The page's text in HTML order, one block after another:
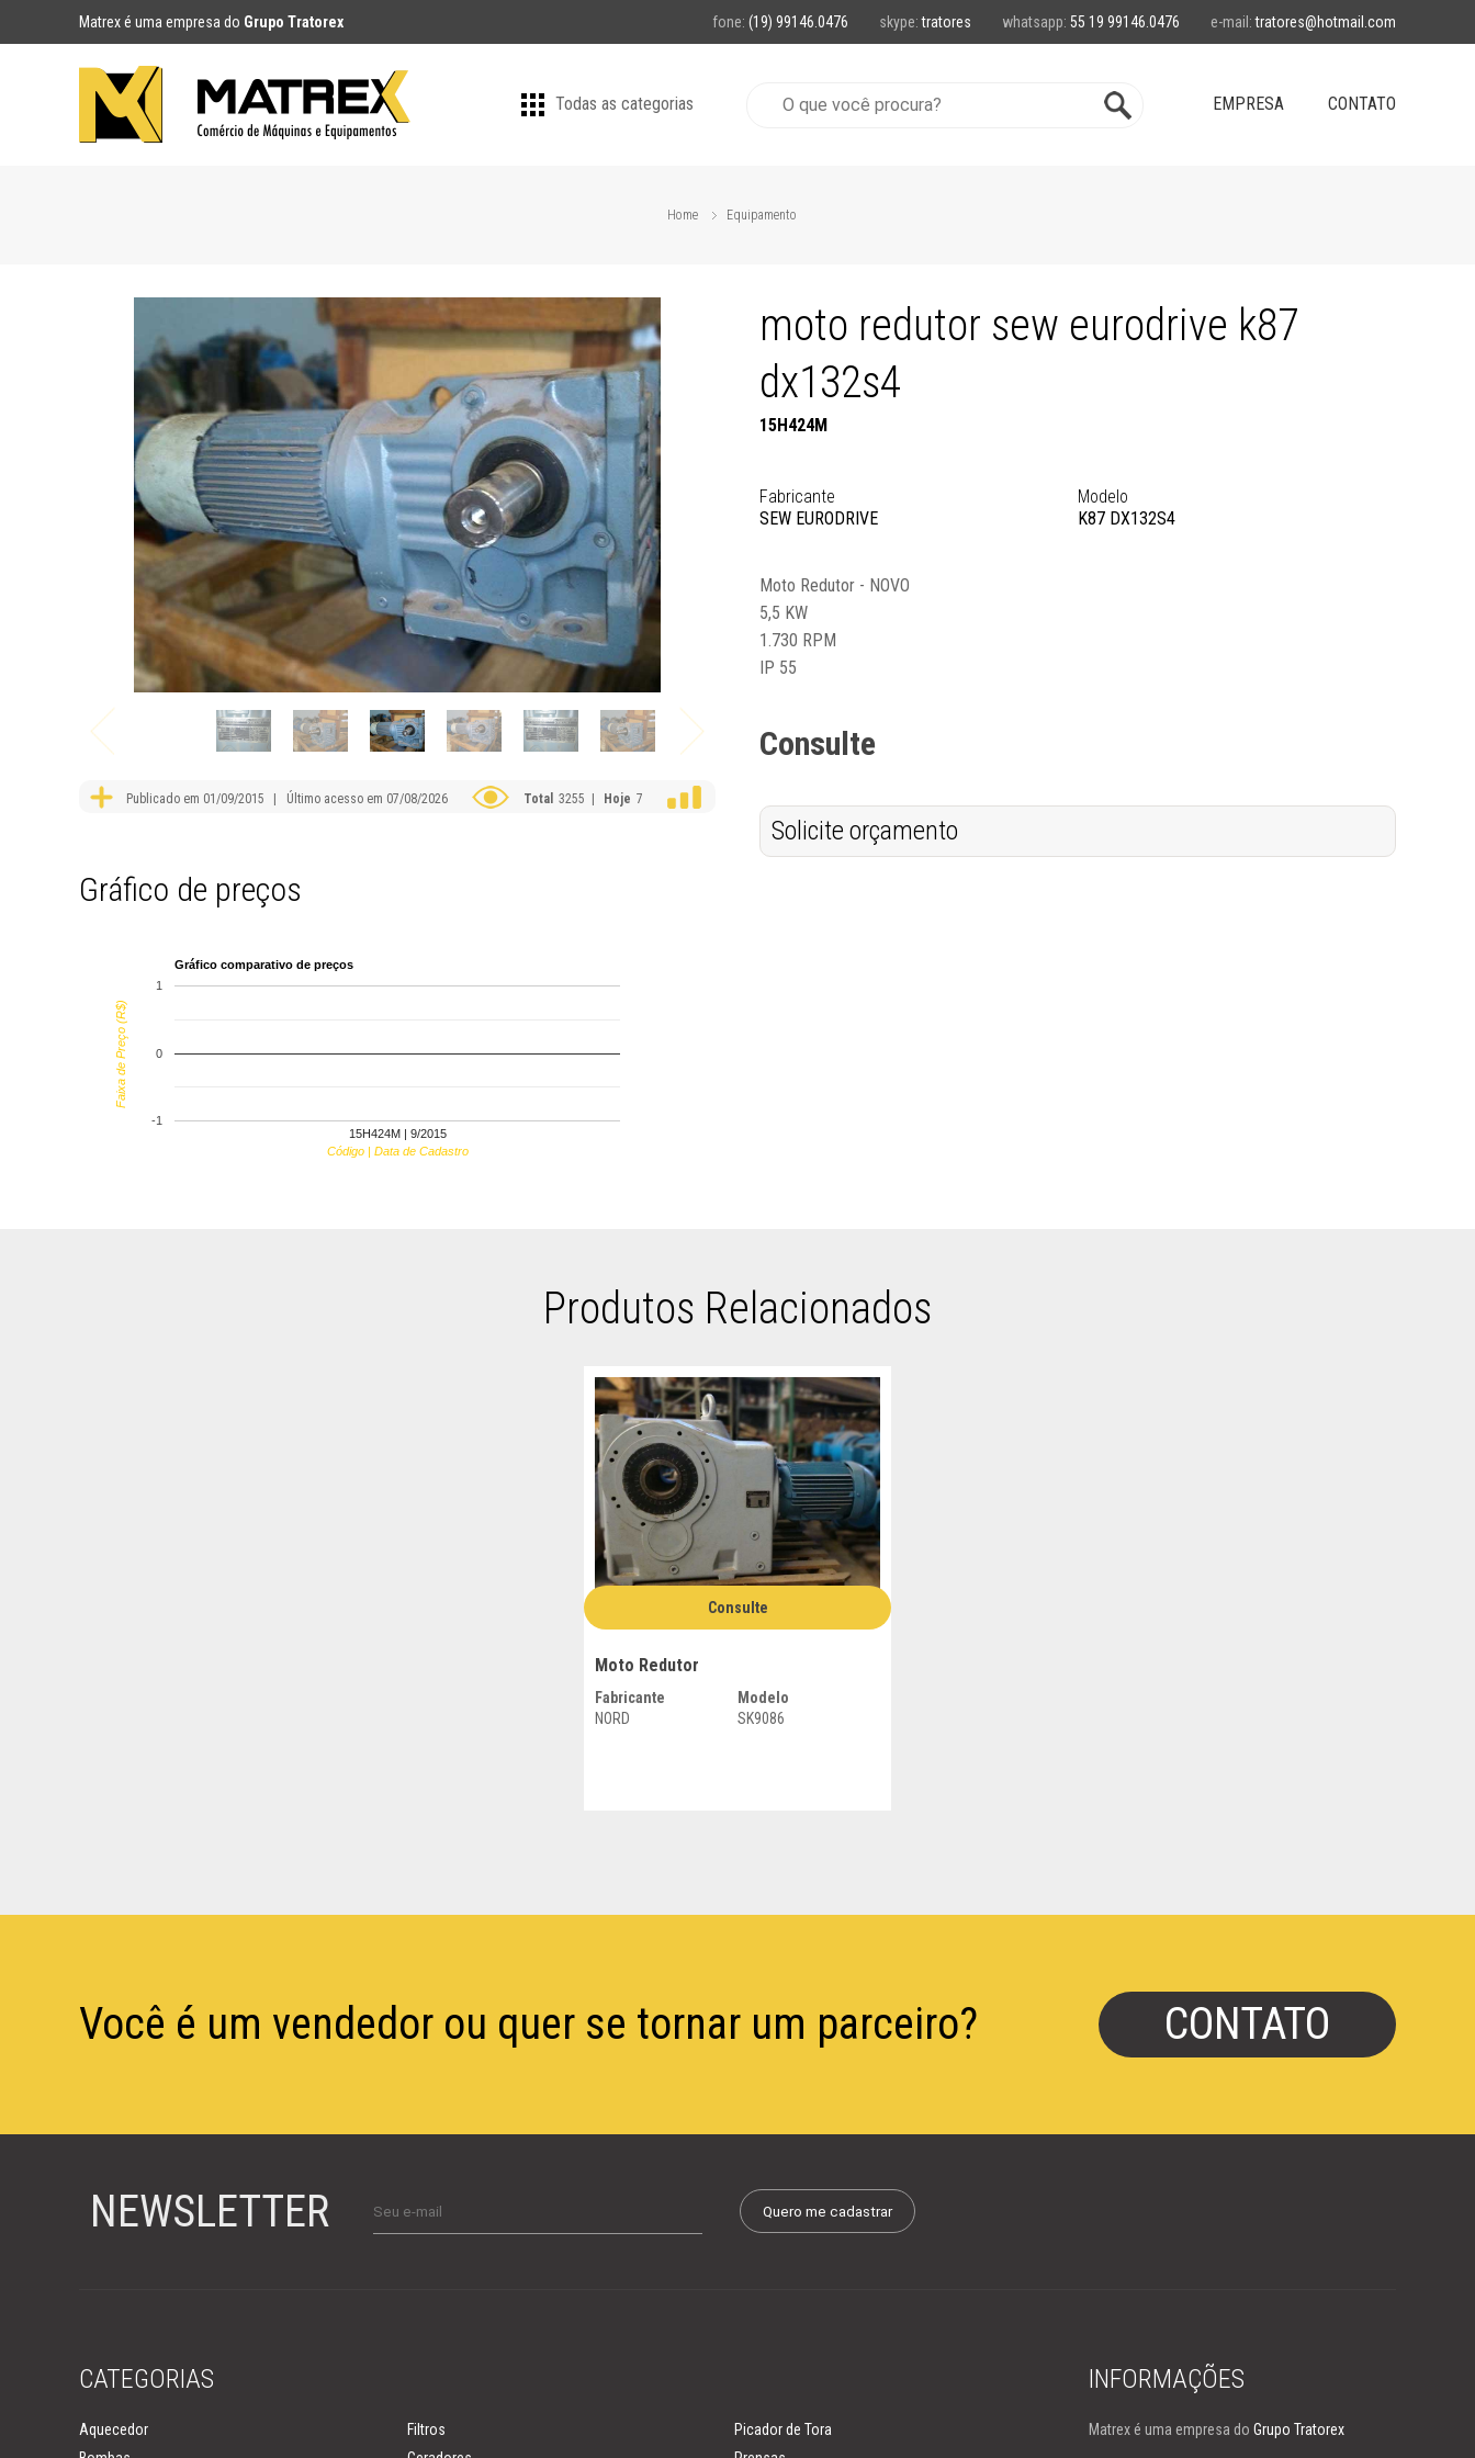
Matrex é uma empresa do Grupo Tratorex fone: (19) 99146.0476 skype:tratores whatsapp: 55 19 99146.0476 e-mail:tratores@hotmail.com
Todas as categorias EMPRESA CONTATO
Home Equipamento
Publicado em 01/09/2015 | Último acesso em 07/08/2026 Total 3255 | Hoje 7
Gráfico de preços
Gráfico comparativo de preços
15H424M | 9/2015
-1
0
1
Código | Data de Cadastro
Faixa de Preço (R$)
moto redutor sew eurodrive k87
dx132s4
15H424M
Fabricante
SEW EURODRIVE
Modelo
K87 DX132S4
Moto Redutor - NOVO
5,5 KW
1.730 RPM
IP 55
Consulte
Solicite orçamento
Produtos Relacionados
Consulte
Moto Redutor
Fabricante
NORD
Modelo
SK9086
Você é um vendedor ou quer se tornar um parceiro? CONTATO
NEWSLETTER
CATEGORIAS
Aquecedor
Filtros
Picador de Tora
INFORMAÇÕES
Matrex é uma empresa do Grupo Tratorex